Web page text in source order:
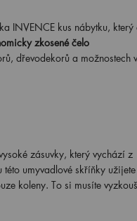
INVENCE kus nábytku, který
zkosené čelo
dřevodekorů a možnostech
zásuvky, který vychází z
umyvadlové skříňky užijete
koleny. To si musíte